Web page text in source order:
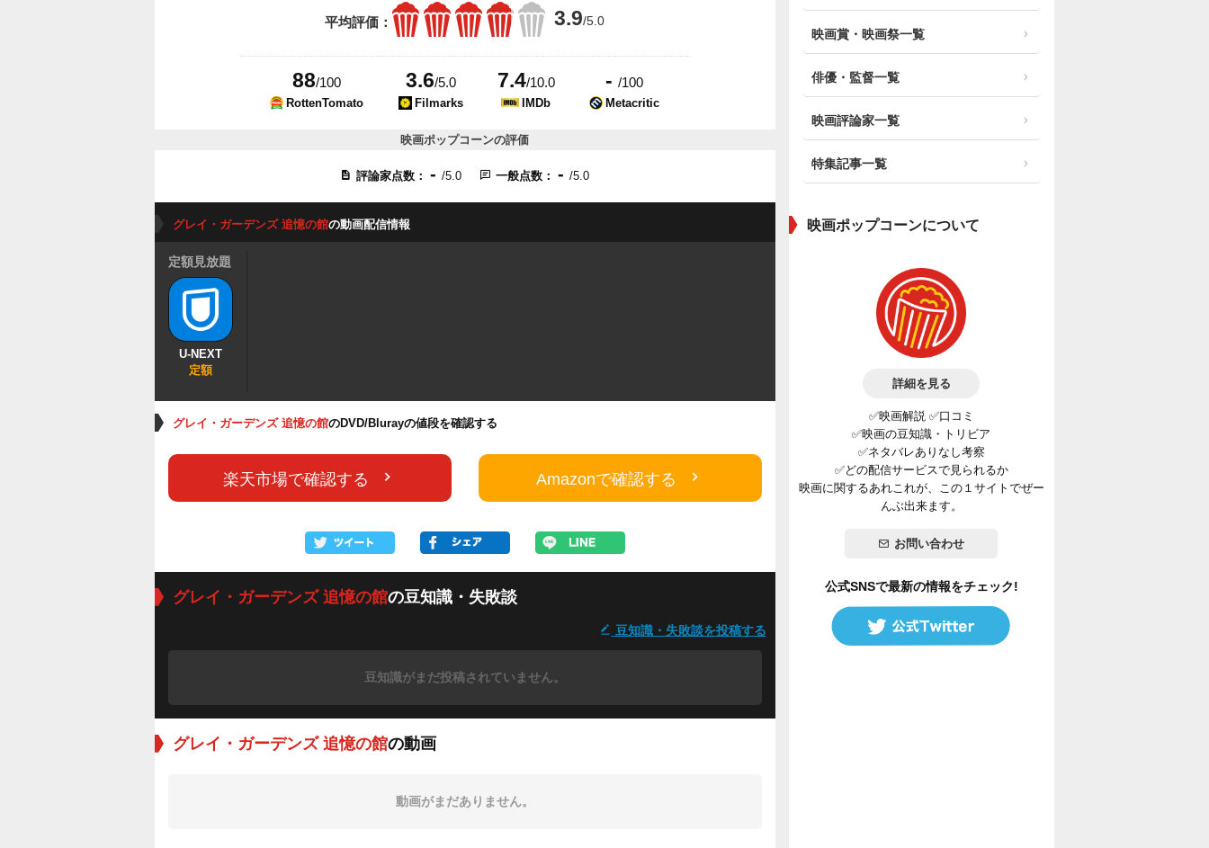
平均評価： 3.9/5.0
88/100
RottenTomato
3.6/5.0
Filmarks
7.4/10.0
IMDb
-/100
Metacritic
映画ポップコーンの評価
評論家点数： -/5.0 一般点数： -/5.0
グレイ・ガーデンズ 追憶の館の動画配信情報
定額見放題
U-NEXT
定額
グレイ・ガーデンズ 追憶の館のDVD/Blurayの値段を確認する
楽天市場で確認する Amazonで確認する
グレイ・ガーデンズ 追憶の館の豆知識・失敗談
豆知識・失敗談を投稿する
豆知識がまだ投稿されていません。
グレイ・ガーデンズ 追憶の館の動画
動画がまだありません。
映画賞・映画祭一覧
俳優・監督一覧
映画評論家一覧
特集記事一覧
映画ポップコーンについて
詳細を見る
✅映画解説 ✅口コミ
✅映画の豆知識・トリビア
✅ネタバレありなし考察
✅どの配信サービスで見られるか
映画に関するあれこれが、この１サイトでぜー
んぶ出来ます。
お問い合わせ
公式SNSで最新の情報をチェック!